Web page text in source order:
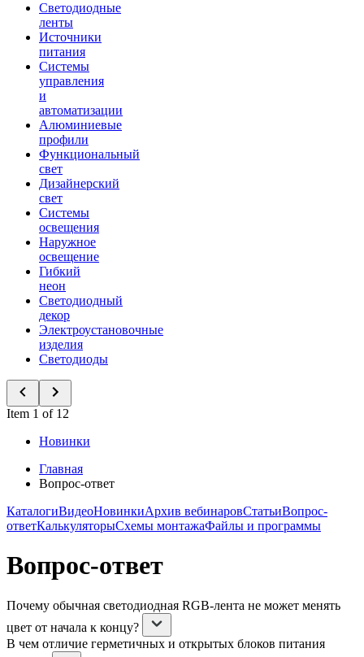
Светодиодные
ленты
Источники
питания
Системы
управления
и
автоматизации
Алюминиевые
профили
Функциональный
свет
Дизайнерский
свет
Системы
освещения
Наружное
освещение
Гибкий
неон
Светодиодный
декор
Электроустановочные
изделия
Светодиоды
Item 1 of 12
Новинки
Главная
Вопрос-ответ
КаталогиВидеоНовинкиАрхив вебинаровСтатьиВопрос-
ответКалькуляторыСхемы монтажаФайлы и программы
Вопрос-ответ
Почему обычная светодиодная RGB-лента не может менять
цвет от начала к концу?
В чем отличие герметичных и открытых блоков питания